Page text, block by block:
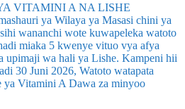
VITAMINI A NA LISHE
ya Wilaya ya Masasi chini ya
wananchi wote kuwapeleka watoto
miaka 5 kwenye vituo vya afya
upimaji wa hali ya Lishe. Kampeni hii
30 Juni 2026, Watoto watapata
ya Vitamini A Dawa za minyoo